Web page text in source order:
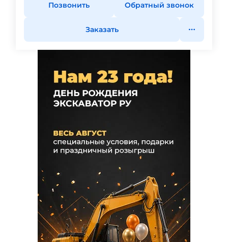
Позвонить Обратный звонок
Заказать